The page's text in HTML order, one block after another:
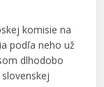
komisie na
podľa neho už
dlhodobo